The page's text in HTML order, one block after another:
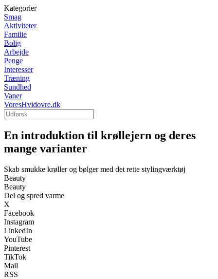
Kategorier
Smag
Aktiviteter
Familie
Bolig
Arbejde
Penge
Interesser
Træning
Sundhed
Vaner
VoresHvidovre.dk
En introduktion til krøllejern og deres
mange varianter
Skab smukke krøller og bølger med det rette stylingværktøj
Beauty
Beauty
Del og spred varme
X
Facebook
Instagram
LinkedIn
YouTube
Pinterest
TikTok
Mail
RSS